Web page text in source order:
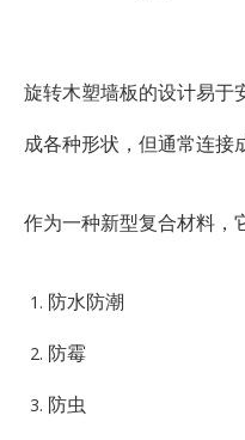
旋转木塑墙板的设计易于
成各种形状，但通常连接
作为一种新型复合材料，
防水防潮
防霉
防虫